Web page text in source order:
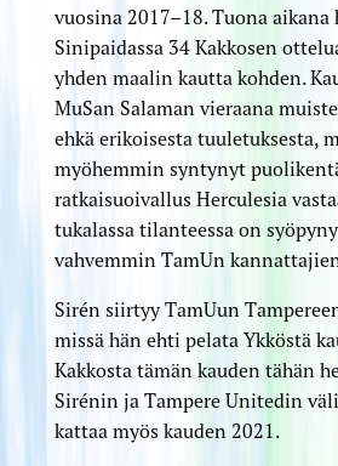
vuosina 2017–18. Tuona aikana
Sinipaidassa 34 Kakkosen
yhden maalin kautta kohden.
MuSan Salaman vieraana
ehkä erikoisesta tuuletuksesta,
myöhemmin syntynyt
ratkaisuoivallus Herculesia
tukalassa tilanteessa on
vahvemmin TamUn
Sirén siirtyy TamUun
missä hän ehti pelata Ykköstä
Kakkosta tämän kauden tähän
Sirénin ja Tampere Unitedin
kattaa myös kauden 2021.